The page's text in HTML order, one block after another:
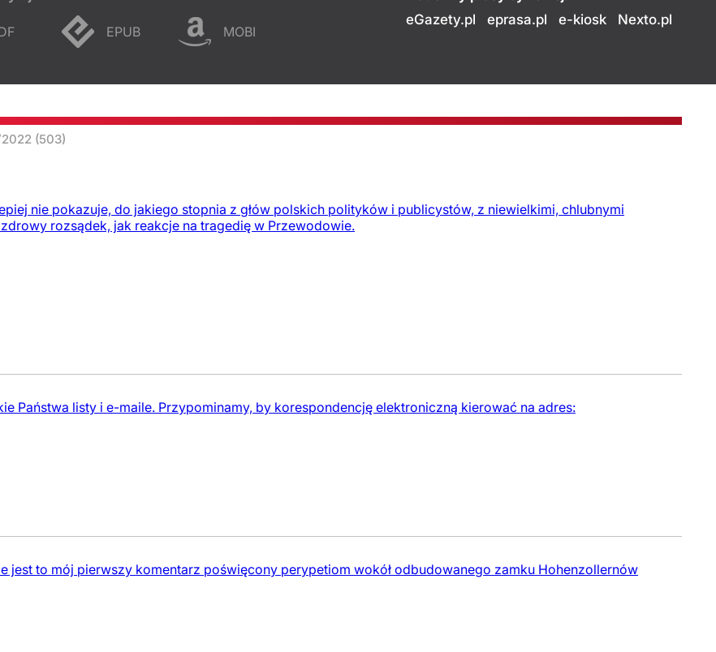
EPUB MOBI
eGazety.pl
eprasa.pl e-kiosk Nexto.pl
(503)
nie pokazuje, do jakiego stopnia z głów polskich polityków i publicystów, z niewielkimi, chlubnymi
rozsądek, jak reakcje na tragedię w Przewodowie.
Państwa listy i e-maile. Przypominamy, by korespondencję elektroniczną kierować na adres:
jest to mój pierwszy komentarz poświęcony perypetiom wokół odbudowanego zamku Hohenzollernów